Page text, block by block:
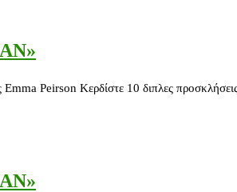
Peirson Κερδίστε 10 διπλες